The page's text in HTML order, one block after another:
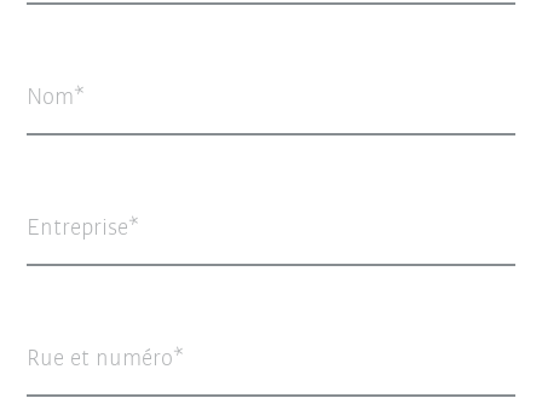
Nom
Entreprise
Rue et numéro